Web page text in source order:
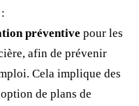
préventive pour les
afin de prévenir
Cela implique des
de plans de